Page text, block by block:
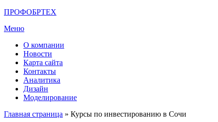
Перейти
содержимому
ПРОФОБРТЕХ
Меню
О компании
Новости
Карта сайта
Контакты
Аналитика
Дизайн
Моделирование
Главная страница » Курсы по инвестированию в Сочи